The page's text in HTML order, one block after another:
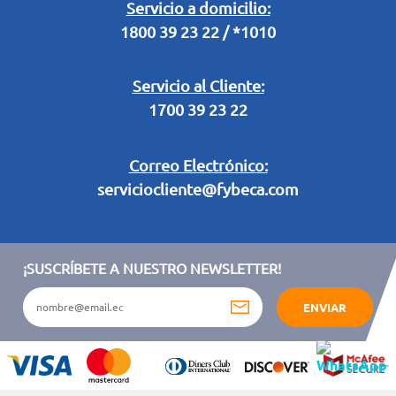
Servicio a domicilio:
1800 39 23 22 / *1010
Servicio al Cliente:
1700 39 23 22
Correo Electrónico:
serviciocliente@fybeca.com
Legal Campaña Produbanco
Términos y condiciones sorteo partido de fútbol "Tu ídolo"
¡SUSCRÍBETE A NUESTRO NEWSLETTER!
ENVIAR